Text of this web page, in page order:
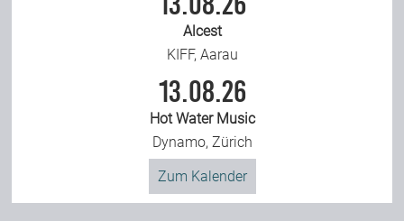
Alcest
KIFF, Aarau
13.08.26
Hot Water Music
Dynamo, Zürich
Zum Kalender